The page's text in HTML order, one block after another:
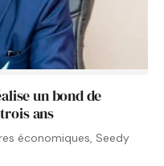
un bond de
ans
économiques, Seedy